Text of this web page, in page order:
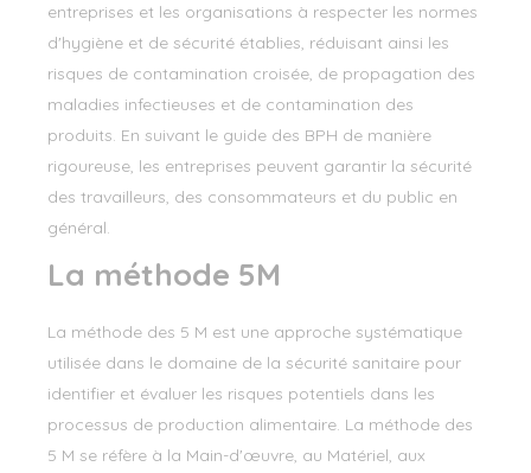
entreprises et les organisations à respecter les normes
d'hygiène et de sécurité établies, réduisant ainsi les
risques de contamination croisée, de propagation des
maladies infectieuses et de contamination des
produits. En suivant le guide des BPH de manière
rigoureuse, les entreprises peuvent garantir la sécurité
des travailleurs, des consommateurs et du public en
général.
La méthode 5M
La méthode des 5 M est une approche systématique
utilisée dans le domaine de la sécurité sanitaire pour
identifier et évaluer les risques potentiels dans les
processus de production alimentaire. La méthode des
5 M se réfère à la Main-d'œuvre, au Matériel, aux